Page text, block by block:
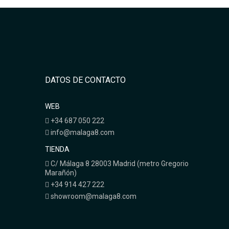
DATOS DE CONTACTO
WEB
+34 687 050 222
info@malaga8.com
TIENDA
C/ Málaga 8 28003 Madrid (metro Gregorio
Marañón)
+34 914 427 222
showroom@malaga8.com